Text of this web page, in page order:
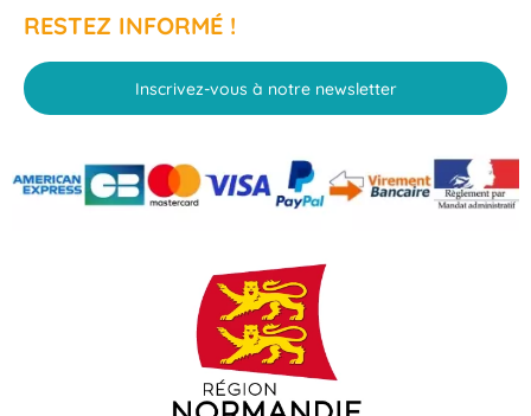
RESTEZ INFORMÉ !
Inscrivez-vous à notre newsletter